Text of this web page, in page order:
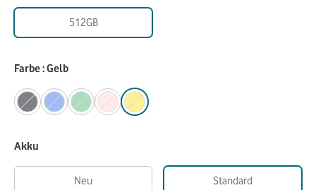
512GB
Farbe : Gelb
Akku
Neu Standard